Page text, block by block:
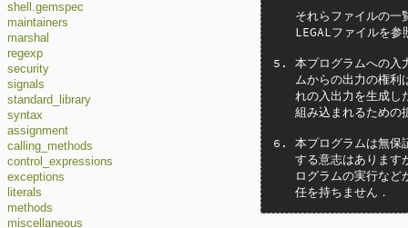
shell.gemspec
maintainers
marshal
regexp
security
signals
standard_library
syntax
assignment
calling_methods
control_expressions
exceptions
literals
methods
miscellaneous
それらファイルの一
LEGALファイルを参
5. 本プログラムへの入
ムからの出力の権利
れの入出力を生成し
組み込まれるための
6. 本プログラムは無保
する意志はあります
ログラムの実行など
   任を持ちません．